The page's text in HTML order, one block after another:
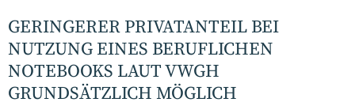
GERINGERER PRIVATANTEIL BEI
NUTZUNG EINES BERUFLICHEN
NOTEBOOKS LAUT VWGH
GRUNDSÄTZLICH MÖGLICH